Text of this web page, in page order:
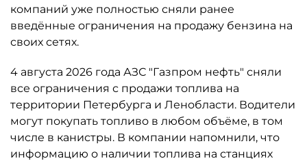
компаний уже полностью сняли ранее
введённые ограничения на продажу бензина на
своих сетях.
4 августа 2026 года АЗС "Газпром нефть" сняли
все ограничения с продажи топлива на
территории Петербурга и Ленобласти. Водители
могут покупать топливо в любом объёме, в том
числе в канистры. В компании напомнили, что
информацию о наличии топлива на станциях